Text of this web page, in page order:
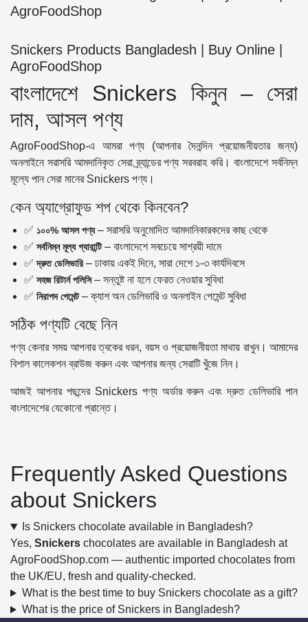
AgroFoodShop
Snickers Products Bangladesh | Buy Online |
AgroFoodShop
বাংলাদেশে Snickers কিনুন – সেরা
দাম, আসল পণ্য
AgroFoodShop-এ আমরা পণ্য (আপনার দৈনন্দিন প্রয়োজনীয়তার জন্য)
অনলাইনে সরাসরি আমদানিকৃত সেরা ব্র্যান্ডের পণ্য সরবরাহ করি। বাংলাদেশে সর্বনিম্ন
মূল্যে পান সেরা মানের Snickers পণ্য।
কেন অ্যাগ্রোফুড শপ থেকে কিনবেন?
✅ ১০০% আসল পণ্য– সরাসরি অনুমোদিত আমদানিকারকদের কাছ থেকে
✅ সর্বনিম্ন মূল্য গ্যারান্টি– বাংলাদেশে সবচেয়ে সাশ্রয়ী দামে
✅দ্রুত ডেলিভারি – ঢাকায় একই দিনে, সারা দেশে ১-৩ কার্যদিবসে
✅ সহজ রিটার্ন পলিসি– সন্তুষ্ট না হলে ফেরত নেওয়ার সুবিধা
✅ নিরাপদ পেমেন্ট– ক্যাশ অন ডেলিভারি ও অনলাইন পেমেন্ট সুবিধা
সঠিক পণ্যটি বেছে নিন
পণ্য কেনার সময় আপনার ত্বকের ধরন, বয়স ও প্রয়োজনীয়তা মাথায় রাখুন। আমাদের
বিশাল কালেকশন ব্রাউজ করুন এবং আপনার জন্য সেরাটি খুঁজে নিন।
আজই আপনার পছন্দের Snickers পণ্য অর্ডার করুন এবং দ্রুত ডেলিভারি পান
বাংলাদেশের যেকোনো প্রান্তে।
Frequently Asked Questions
about Snickers
Is Snickers chocolate available in Bangladesh?
Yes, Snickers chocolates are available in Bangladesh at
AgroFoodShop.com — authentic imported chocolates from
the UK/EU, fresh and quality-checked.
What is the best time to buy Snickers chocolate as a gift?
What is the price of Snickers in Bangladesh?